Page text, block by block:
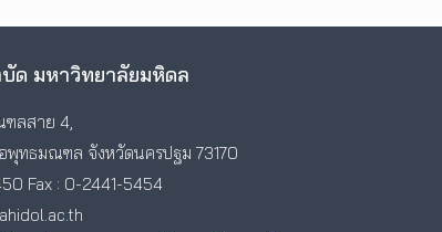
ด มหาวิทยาลัยมหิดล
ลสาย 4,
พุทธมณฑล จังหวัดนครปฐม 73170
Fax : 0-2441-5454